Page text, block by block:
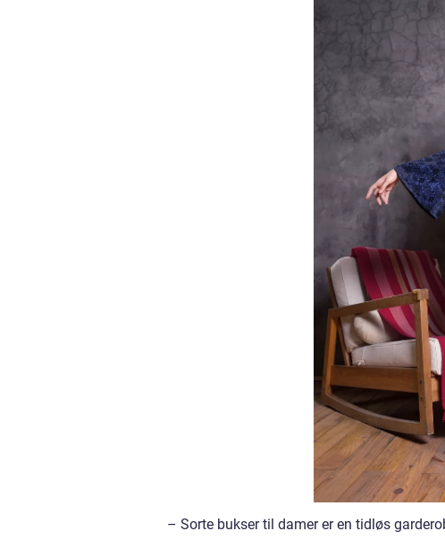
– Sorte bukser til damer er en tidløs